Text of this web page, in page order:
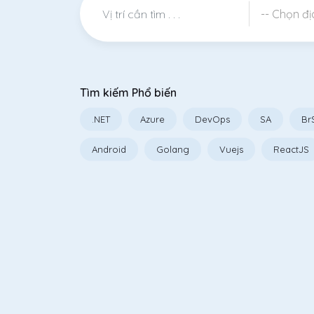
-- Chọn
Tìm kiếm Phổ biến
.NET Azure DevOps SA
Android Golang Vuejs ReactJS